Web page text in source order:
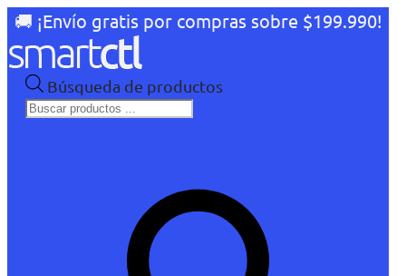
🚚 ¡Envío gratis por compras sobre $199.990!
Búsqueda de productos